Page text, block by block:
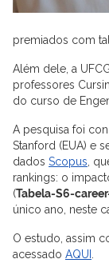
premiados com
Além dele, a
professores
do curso de
A pesquisa foi
Stanford (EUA) e
dados Scopus ,
rankings: o
(Tabela-S6-
único ano, neste
O estudo, assim
acessado AQUI